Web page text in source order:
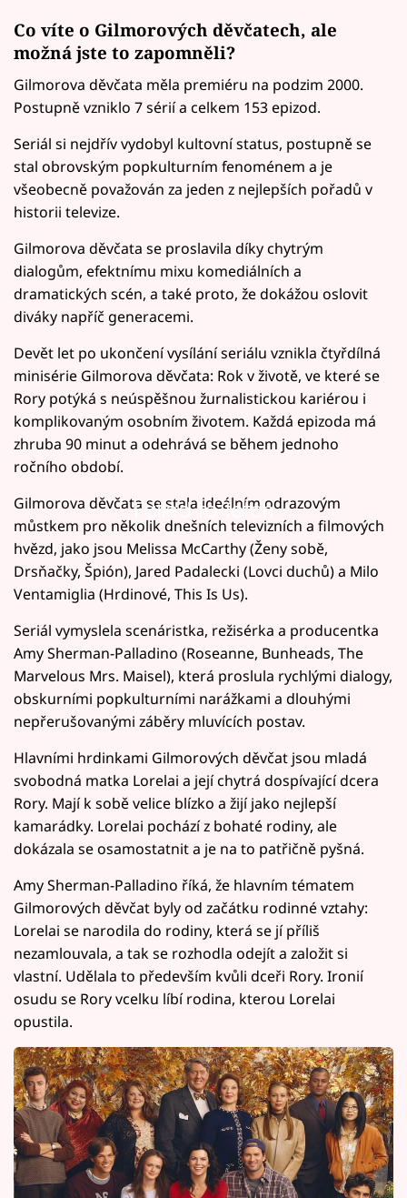
Co víte o Gilmorových děvčatech, ale
možná jste to zapomněli?
Gilmorova děvčata měla premiéru na podzim 2000.
Postupně vzniklo 7 sérií a celkem 153 epizod.
Seriál si nejdřív vydobyl kultovní status, postupně se
stal obrovským popkulturním fenoménem a je
všeobecně považován za jeden z nejlepších pořadů v
historii televize.
Gilmorova děvčata se proslavila díky chytrým
dialogům, efektnímu mixu komediálních a
dramatických scén, a také proto, že dokážou oslovit
diváky napříč generacemi.
Devět let po ukončení vysílání seriálu vznikla čtyřdílná
minisérie Gilmorova děvčata: Rok v životě, ve které se
Rory potýká s neúspěšnou žurnalistickou kariérou i
komplikovaným osobním životem. Každá epizoda má
zhruba 90 minut a odehrává se během jednoho
ročního období.
Failed to fetch
Gilmorova děvčata se stala ideálním odrazovým
můstkem pro několik dnešních televizních a filmových
hvězd, jako jsou Melissa McCarthy (Ženy sobě,
Drsňačky, Špión), Jared Padalecki (Lovci duchů) a Milo
Ventamiglia (Hrdinové, This Is Us).
Seriál vymyslela scenáristka, režisérka a producentka
Amy Sherman-Palladino (Roseanne, Bunheads, The
Marvelous Mrs. Maisel), která proslula rychlými dialogy,
obskurními popkulturními narážkami a dlouhými
nepřerušovanými záběry mluvících postav.
Hlavními hrdinkami Gilmorových děvčat jsou mladá
svobodná matka Lorelai a její chytrá dospívající dcera
Rory. Mají k sobě velice blízko a žijí jako nejlepší
kamarádky. Lorelai pochází z bohaté rodiny, ale
dokázala se osamostatnit a je na to patřičně pyšná.
Amy Sherman-Palladino říká, že hlavním tématem
Gilmorových děvčat byly od začátku rodinné vztahy:
Lorelai se narodila do rodiny, která se jí příliš
nezamlouvala, a tak se rozhodla odejít a založit si
vlastní. Udělala to především kvůli dceři Rory. Ironií
osudu se Rory vcelku líbí rodina, kterou Lorelai
opustila.